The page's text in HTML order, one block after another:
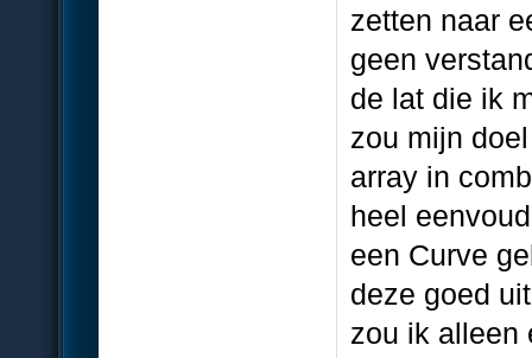
zetten naar
geen
de lat die ik
zou mijn
array in
heel
een Curve
deze goed
zou ik alleen